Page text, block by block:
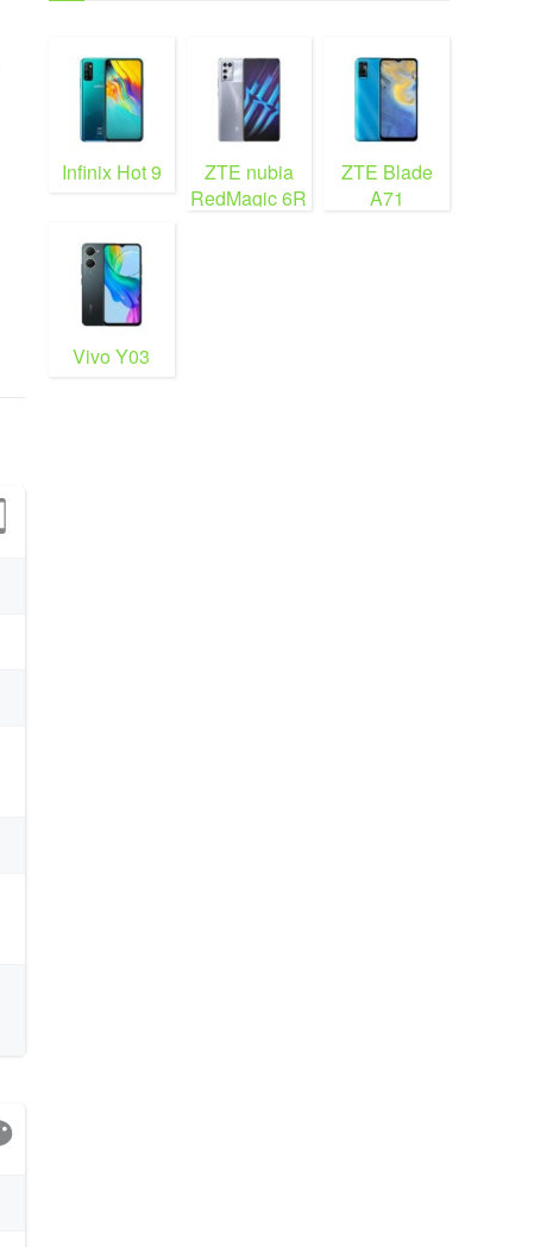
Infinix Hot 9
ZTE nubia
RedMagic 6R
ZTE Blade
A71
Vivo Y03